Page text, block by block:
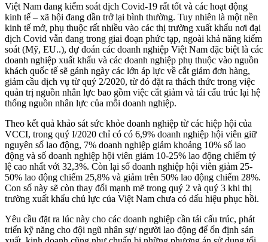
Việt Nam đang kiểm soát dịch Covid-19 rất tốt và các hoạt động
kinh tế – xã hội đang dần trở lại bình thường. Tuy nhiên là một nền
kinh tế mở, phụ thuộc rất nhiều vào các thị trường xuất khẩu nơi đại
dịch Covid vẫn đang trong giai đoạn phức tạp, ngoài khả năng kiểm
soát (Mỹ, EU..), dự đoán các doanh nghiệp Việt Nam đặc biệt là các
doanh nghiệp xuất khẩu và các doanh nghiệp phụ thuộc vào nguồn
khách quốc tế sẽ gánh ngày các lớn áp lực về cắt giảm đơn hàng,
giảm cầu dịch vụ từ quý 2/2020, từ đó đặt ra thách thức trong việc
quản trị nguồn nhân lực bao gồm việc cắt giảm và tái cấu trúc lại hệ
thống nguồn nhân lực của mỗi doanh nghiệp.
Theo kết quả khảo sát sức khỏe doanh nghiệp từ các hiệp hội của
VCCI, trong quý I/2020 chỉ có có 6,9% doanh nghiệp hội viên giữ
nguyên số lao động, 7% doanh nghiệp giảm khoảng 10% số lao
động và số doanh nghiệp hội viên giảm 10-25% lao động chiếm tỷ
lệ cao nhất với 32,3%. Còn lại số doanh nghiệp hội viên giảm 25-
50% lao động chiếm 25,8% và giảm trên 50% lao động chiếm 28%.
Con số này sẽ còn thay đổi mạnh mẽ trong quý 2 và quý 3 khi thị
trường xuất khẩu chủ lực của Việt Nam chưa có dấu hiệu phục hồi.
Yêu cầu đặt ra lúc này cho các doanh nghiệp cần tái cấu trúc, phát
triển kỹ năng cho đội ngũ nhân sự/ người lao động để ổn định sản